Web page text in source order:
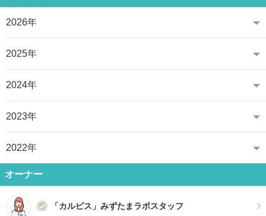
2026年
2025年
2024年
2023年
2022年
オーナー
「カルピス」みずたまラボスタッフ